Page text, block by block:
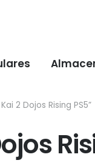
2 Dojos Rising PS5”